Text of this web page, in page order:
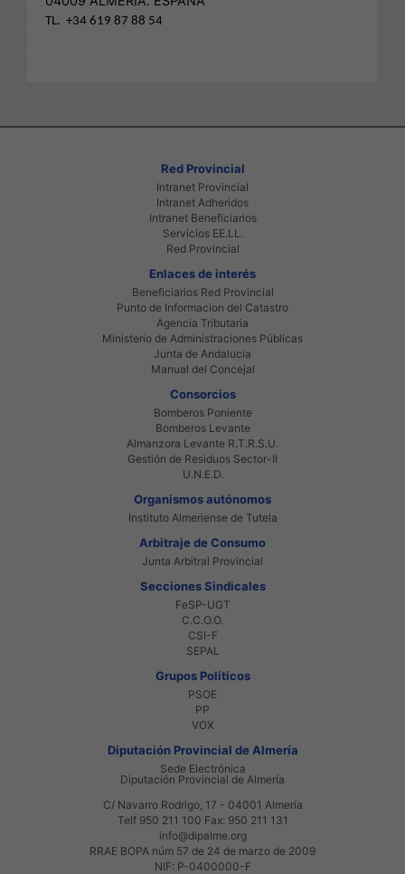
TL. +34 619 87 88 54
Red Provincial
Intranet Provincial
Intranet Adheridos
Intranet Beneficiarios
Servicios EE.LL.
Red Provincial
Enlaces de interés
Beneficiarios Red Provincial
Punto de Informacion del Catastro
Agencia Tributaria
Ministerio de Administraciones Públicas
Junta de Andalucia
Manual del Concejal
Consorcios
Bomberos Poniente
Bomberos Levante
Almanzora Levante R.T.R.S.U.
Gestión de Residuos Sector-II
U.N.E.D.
Organismos autónomos
Instituto Almeriense de Tutela
Arbitraje de Consumo
Junta Arbitral Provincial
Secciones Sindicales
FeSP-UGT
C.C.O.O.
CSI-F
SEPAL
Grupos Políticos
PSOE
PP
VOX
Diputación Provincial de Almería
Sede Electrónica
Diputación Provincial de Almería
C/ Navarro Rodrigo, 17 - 04001 Almería
Telf 950 211 100 Fax: 950 211 131
info@dipalme.org
RRAE BOPA núm 57 de 24 de marzo de 2009
NIF: P-0400000-F